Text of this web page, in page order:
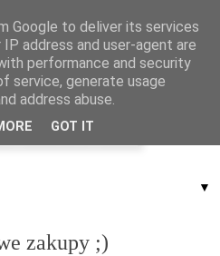
▼
zakupy ;)
Google to deliver its services
address and user-agent are
performance and security
service, generate usage
address abuse.
GOT IT